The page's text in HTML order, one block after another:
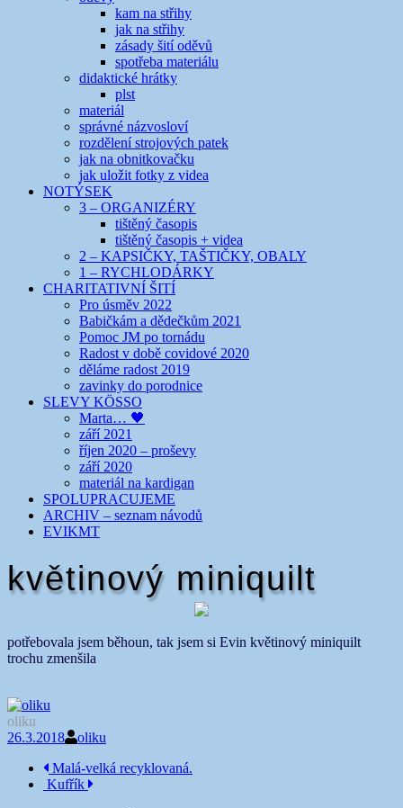
kam na střihy
jak na střihy
zásady šití oděvů
spotřeba materiálu
didaktické hrátky
plst
materiál
správné názvosloví
rozdělení strojových patek
jak na obnitkovačku
jak uložit fotky z videa
NOTÝSEK
3 – ORGANIZÉRY
tištěný časopis
tištěný časopis + videa
2 – KAPSIČKY, TAŠTIČKY, OBALY
1 – RYCHLODÁRKY
CHARITATIVNÍ ŠITÍ
Pro úsměv 2022
Babičkám a dědečkům 2021
Pomoc JM po tornádu
Radost v době covidové 2020
děláme radost 2019
zavinky do porodnice
SLEVY KÖSSO
Marta… 🖤
září 2021
říjen 2020 – proševy
září 2020
materiál na kardigan
SPOLUPRACUJEME
ARCHIV – seznam návodů
EVIKMT
květinový miniquilt
potřebovala jsem běhoun, tak jsem si Evin květinový miniquilt
trochu zmenšila
oliku
26.3.2018
oliku
Navigace
příspěvku
Malá-velká recyklovaná.
Kufřík